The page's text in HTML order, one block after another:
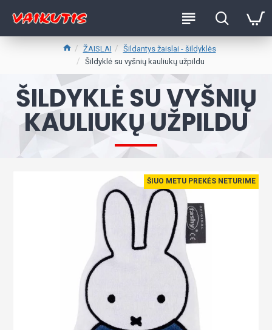
ŽAISLAI
Šildantys žaislai - šildyklės
Šildyklė su vyšnių kauliukų užpildu
ŠILDYKLĖ SU VYŠNIŲ
KAULIUKŲ UŽPILDU
ŠIUO METU PREKĖS NETURIME